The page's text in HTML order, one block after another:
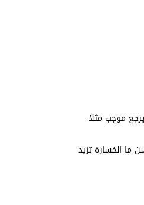
موجب مثلا
الخسارة تزيد